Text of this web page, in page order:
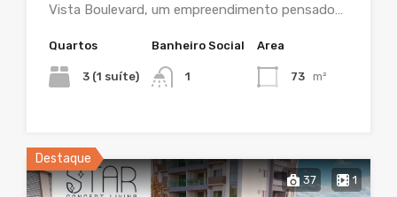
Vista Boulevard, um empreendimento pensado…
Quartos
3 (1 suíte)
Banheiro Social
1
Area
73 m²
Destaque
37 1